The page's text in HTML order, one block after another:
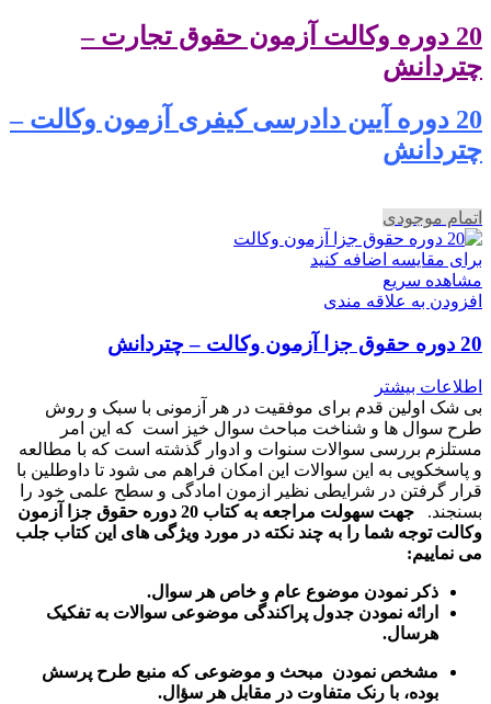
20 دوره وکالت آزمون حقوق تجارت –
چتردانش
20 دوره آیین دادرسی کیفری آزمون وکالت –
چتردانش
اتمام موجودی
برای مقایسه اضافه کنید
مشاهده سریع
افزودن به علاقه مندی
20 دوره حقوق جزا آزمون وکالت – چتردانش
اطلاعات بیشتر
بی شک اولین قدم برای موفقیت در هر آزمونی با سبک و روش
طرح سوال ها و شناخت مباحث سوال خیز است که این امر
مستلزم بررسی سوالات سنوات و ادوار گذشته است که با مطالعه
و پاسخکویی به این سوالات این امکان فراهم می شود تا داوطلین با
قرار گرفتن در شرایطی نظیر ازمون امادگی و سطح علمی خود را
بسنجند.
جهت سهولت مراجعه به کتاب 20 دوره حقوق جزا آزمون
وکالت توجه شما را به چند نکته در مورد ویژگی های این کتاب جلب
می نماییم:
ذکر نمودن موضوع عام و خاص هر سوال.
ارائه نمودن جدول پراکندگی موضوعی سوالات به تفکیک
هرسال.
مشخص نمودن مبحث و موضوعی که منبع طرح پرسش
بوده، با رنک متفاوت در مقابل هر سؤال.